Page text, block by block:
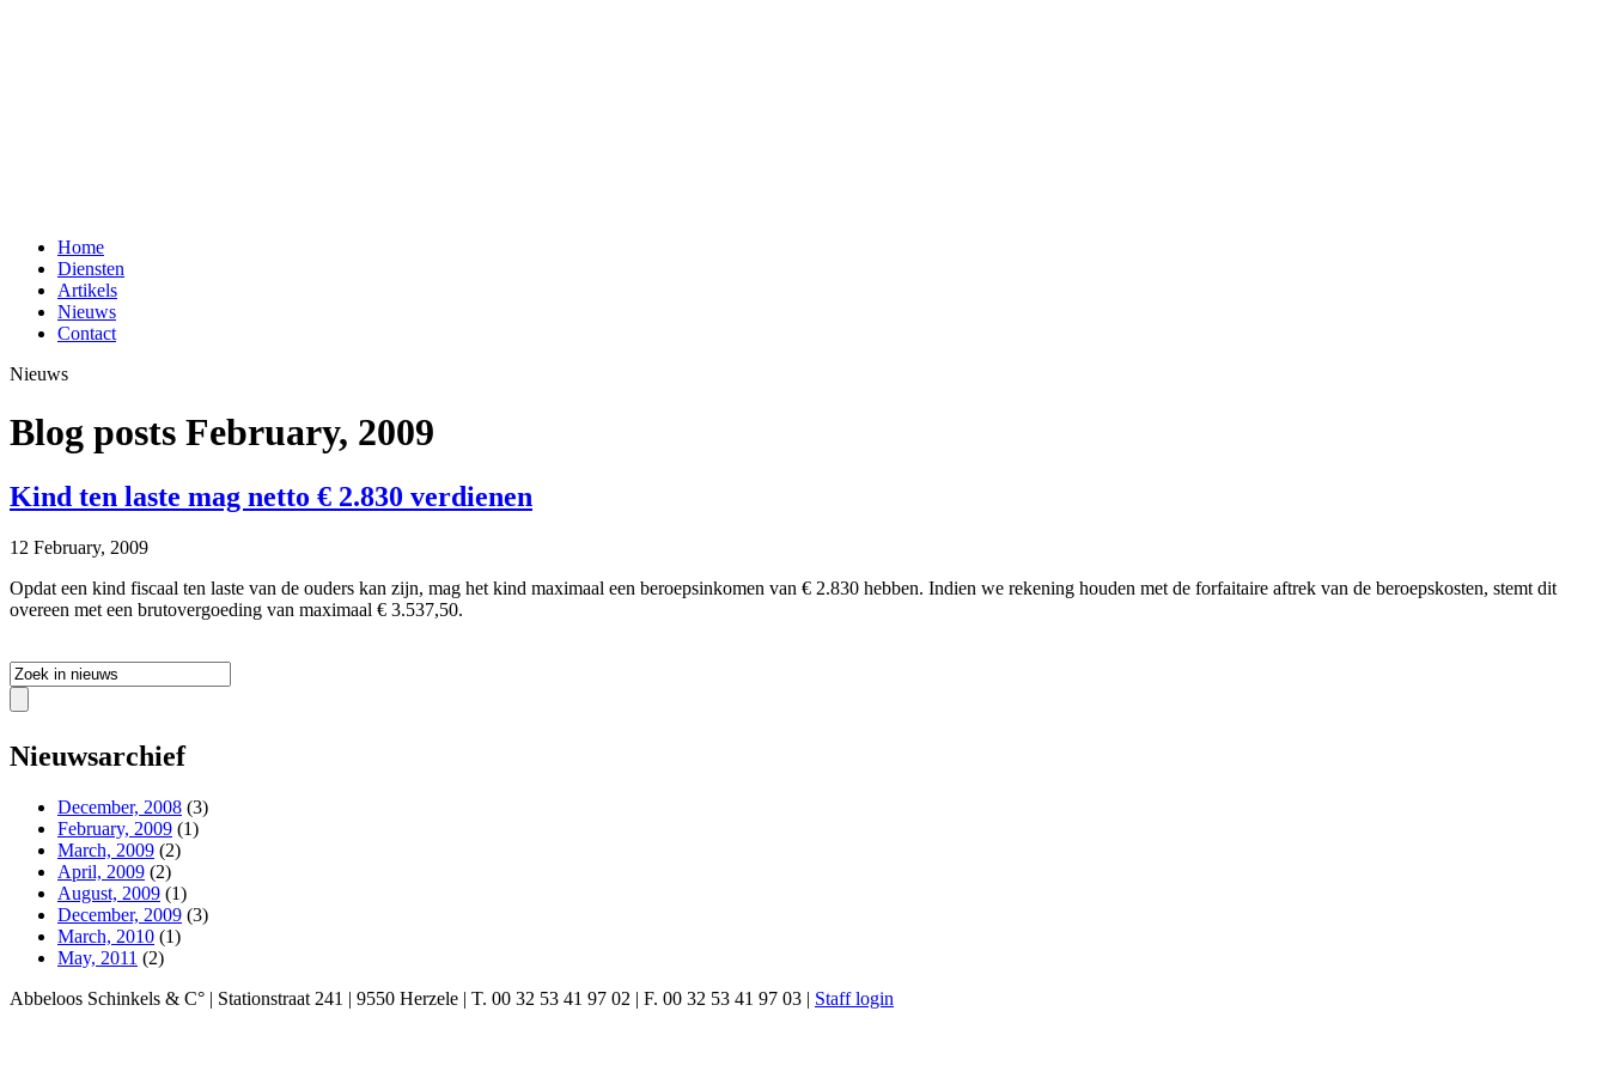
Home
Diensten
Artikels
Nieuws
Contact
Nieuws
Blog posts February, 2009
Kind ten laste mag netto € 2.830 verdienen
12 February, 2009
Opdat een kind fiscaal ten laste van de ouders kan zijn, mag het kind maximaal een beroepsinkomen van € 2.830 hebben. Indien we rekening houden met de forfaitaire aftrek van de beroepskosten, stemt dit
overeen met een brutovergoeding van maximaal € 3.537,50.
Nieuwsarchief
December, 2008 (3)
February, 2009 (1)
March, 2009 (2)
April, 2009 (2)
August, 2009 (1)
December, 2009 (3)
March, 2010 (1)
May, 2011 (2)
Abbeloos Schinkels & C° | Stationstraat 241 | 9550 Herzele | T. 00 32 53 41 97 02 | F. 00 32 53 41 97 03 | Staff login